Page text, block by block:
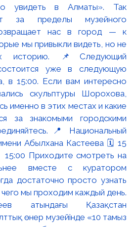
увидеть в Алматы». Так
за пределы музейного
нас в город — к
мы привыкли видеть, но не
историю. 📌Следующий
уже в следующую
в 15:00. Если вам интересно
скульптуры Шорохова,
именно в этих местах и какие
за знакомыми городскими
📍 Национальный
Абылхана Кастеева 🗓 15
15:00 Приходите смотреть на
вместе с куратором
достаточно просто узнать
мы проходим каждый день.